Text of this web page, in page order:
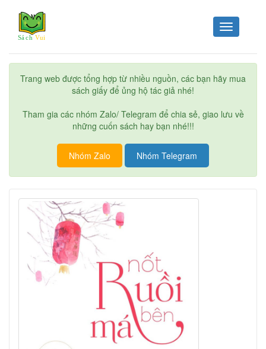
Toggle
navigation
Trang web được tổng hợp từ nhiều nguồn, các bạn hãy mua
sách giấy để ủng hộ tác giả nhé!
Tham gia các nhóm Zalo/ Telegram để chia sẻ, giao lưu về
những cuốn sách hay bạn nhé!!!
Nhóm Zalo Nhóm Telegram